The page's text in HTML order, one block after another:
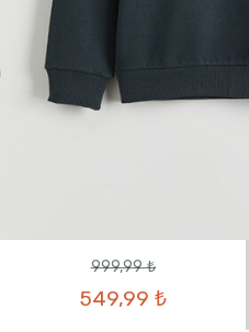
999,99 ₺
549,99 ₺